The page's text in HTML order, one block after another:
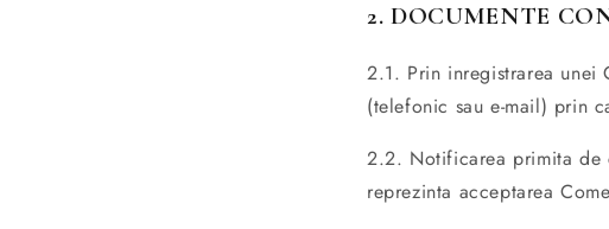
2. DOCUMENTE
2.1. Prin inregistrarea unei
(telefonic sau e-mail) prin
2.2. Notificarea primita de
reprezinta acceptarea